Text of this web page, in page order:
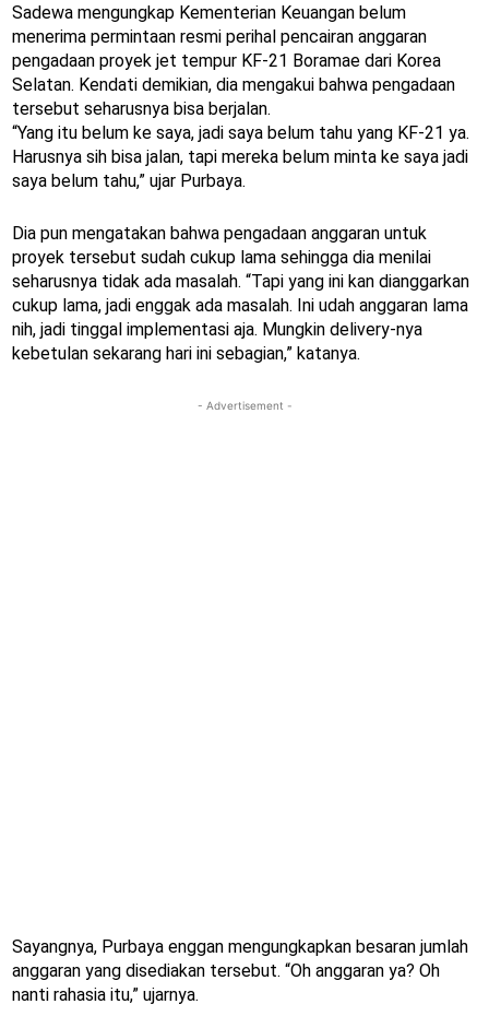
Sadewa mengungkap Kementerian Keuangan belum
menerima permintaan resmi perihal pencairan anggaran
pengadaan proyek jet tempur KF-21 Boramae dari Korea
Selatan. Kendati demikian, dia mengakui bahwa pengadaan
tersebut seharusnya bisa berjalan.
“Yang itu belum ke saya, jadi saya belum tahu yang KF-21 ya.
Harusnya sih bisa jalan, tapi mereka belum minta ke saya jadi
saya belum tahu,” ujar Purbaya.
Dia pun mengatakan bahwa pengadaan anggaran untuk
proyek tersebut sudah cukup lama sehingga dia menilai
seharusnya tidak ada masalah. “Tapi yang ini kan dianggarkan
cukup lama, jadi enggak ada masalah. Ini udah anggaran lama
nih, jadi tinggal implementasi aja. Mungkin delivery-nya
kebetulan sekarang hari ini sebagian,” katanya.
- Advertisement -
Sayangnya, Purbaya enggan mengungkapkan besaran jumlah
anggaran yang disediakan tersebut. “Oh anggaran ya? Oh
nanti rahasia itu,” ujarnya.